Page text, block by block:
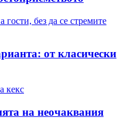
без да се стремите
от класически
кекс
на неочаквания